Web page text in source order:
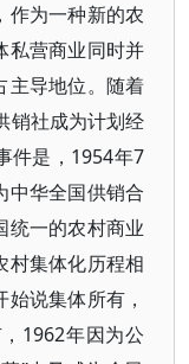
作为一种新的农
私营商业同时并
主导地位。随着
销社成为计划经
件是，1954年7
中华全国供销合
统一的农村商业
村集体化历程相
说集体所有，
1962年因为公